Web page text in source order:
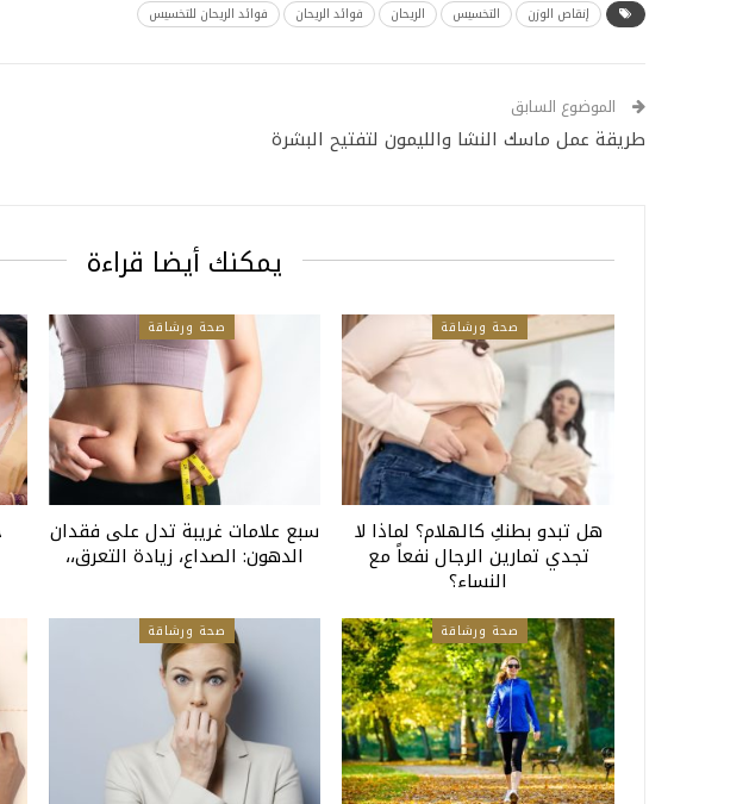
إنقاص الوزن التخسيس الريحان فوائد الريحان فوائد الريحان للتخسيس
الموضوع السابق
طريقة عمل ماسك النشا والليمون لتفتيح البشرة
يمكنك أيضا قراءة
صحة ورشاقة
هل تبدو بطنكِ كالهلام؟ لماذا لا
تجدي تمارين الرجال نفعاً مع
النساء؟
صحة ورشاقة
سبع علامات غريبة تدل على فقدان
الدهون: الصداع، زيادة التعرق،،
صحة ورشاقة صحة ورشاقة